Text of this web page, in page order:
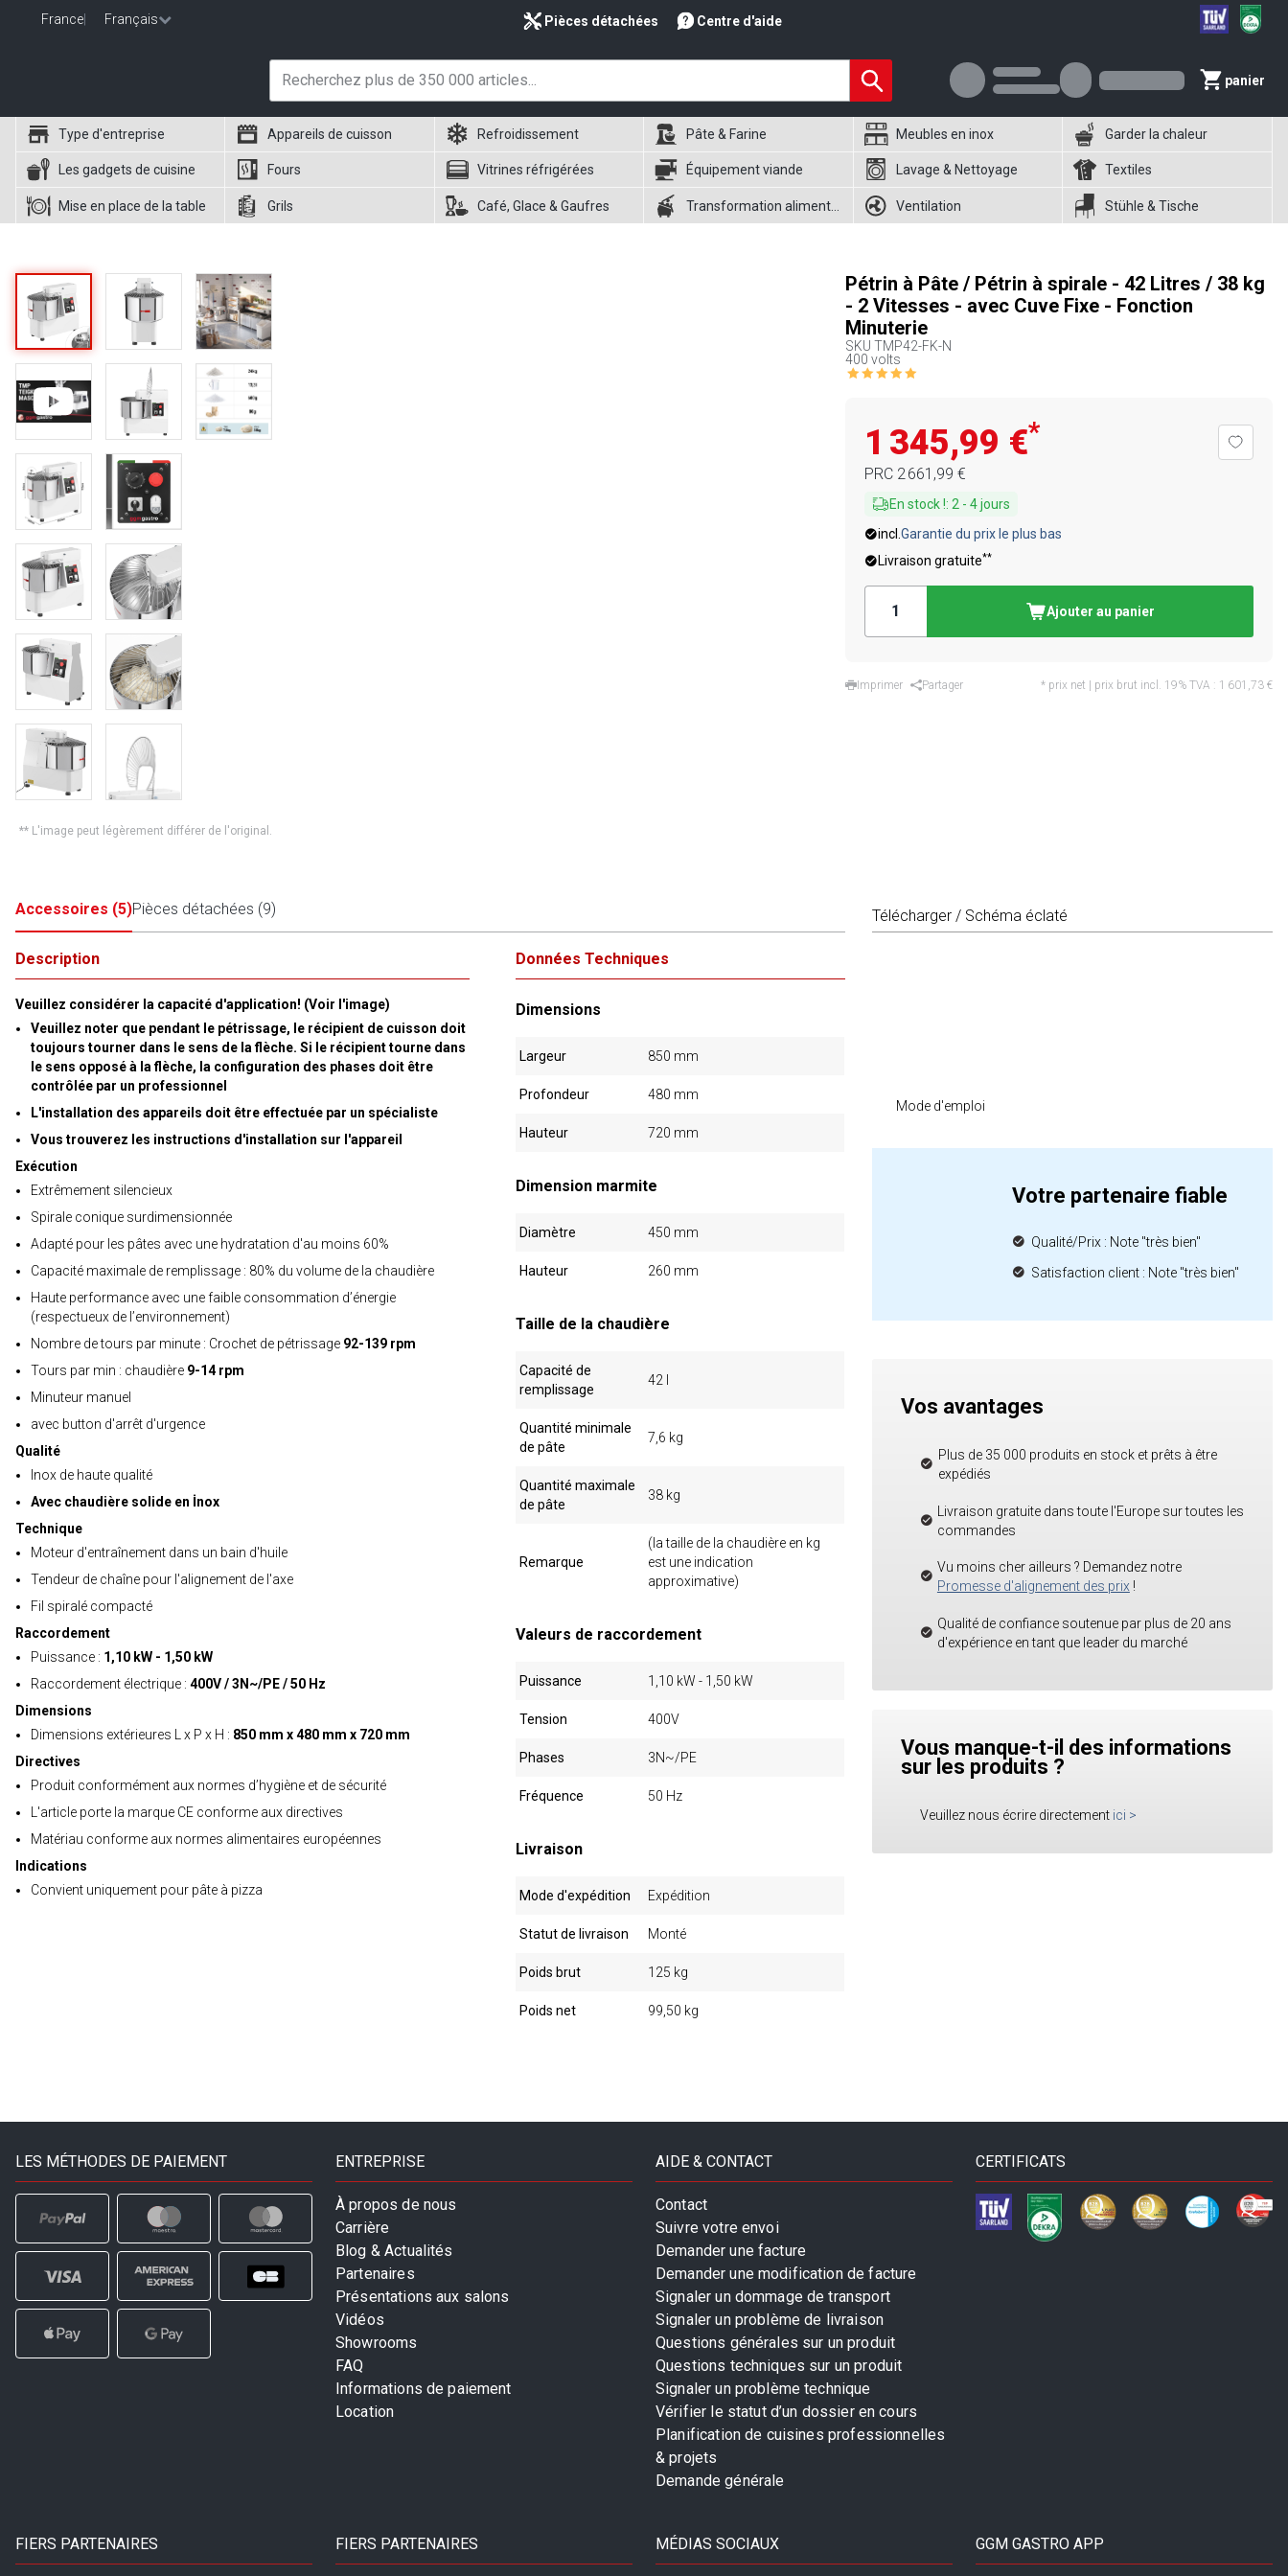
France Français Pièces détachées Centre d'aide
panier
Type d'entreprise Appareils de cuisson Refroidissement Pâte & Farine Meubles en inox Garder la chaleur
Les gadgets de cuisine Fours Vitrines réfrigérées Équipement viande Lavage & Nettoyage Textiles
Mise en place de la table Grils Café, Glace & Gaufres Ventilation Stühle & Tische
** L'image peut légèrement différer de l'original.
Pétrin à Pâte / Pétrin à spirale - 42 Litres / 38 kg
- 2 Vitesses - avec Cuve Fixe - Fonction
Minuterie
SKU TMP42-FK-N
400 volts
1 345,99 €*
PRC 2 661,99 €
En stock !: 2 - 4jours
incl. Garantie du prix le plus bas
Livraison gratuite**
Ajouter au panier
Imprimer Partager * prix net | prix brut incl. 19% TVA : 1 601,73 €
Accessoires (5)Pièces détachées (9)
Description
Veuillez considérer la capacité d'application! (Voir l'image)
Veuillez noter que pendant le pétrissage, le récipient de cuisson doit
toujours tourner dans le sens de la flèche. Si le récipient tourne dans
le sens opposé à la flèche, la configuration des phases doit être
contrôlée par un professionnel
L'installation des appareils doit être effectuée par un spécialiste
Vous trouverez les instructions d'installation sur l'appareil
Exécution
Extrêmement silencieux
Spirale conique surdimensionnée
Adapté pour les pâtes avec une hydratation d'au moins 60%
Capacité maximale de remplissage : 80% du volume de la chaudière
Haute performance avec une faible consommation d’énergie
(respectueux de l’environnement)
Nombre de tours par minute : Crochet de pétrissage 92-139 rpm
Tours par min : chaudière 9-14 rpm
Minuteur manuel
avec button d'arrêt d'urgence
Qualité
Inox de haute qualité
Avec chaudière solide en İnox
Technique
Moteur d'entraînement dans un bain d'huile
Tendeur de chaîne pour l'alignement de l'axe
Fil spiralé compacté
Raccordement
Puissance : 1,10 kW - 1,50 kW
Raccordement électrique : 400V / 3N~/PE / 50 Hz
Dimensions
Dimensions extérieures L x P x H : 850 mm x 480 mm x 720 mm
Directives
Produit conformément aux normes d’hygiène et de sécurité
L'article porte la marque CE conforme aux directives
Matériau conforme aux normes alimentaires européennes
Indications
Convient uniquement pour pâte à pizza
Données Techniques
Dimensions
Largeur 850 mm
Profondeur 480 mm
Hauteur 720 mm
Dimension marmite
Diamètre 450 mm
Hauteur 260 mm
Taille de la chaudière
Capacité de
remplissage
42 l
Quantité minimale
de pâte
7,6 kg
Quantité maximale
de pâte
38 kg
Remarque
(la taille de la chaudière en kg
est une indication
approximative)
Valeurs de raccordement
Puissance 1,10 kW - 1,50 kW
Tension 400V
Phases 3N~/PE
Fréquence 50 Hz
Livraison
Mode d'expédition Expédition
Statut de livraison Monté
Poids brut 125 kg
Poids net 99,50 kg
Télécharger / Schéma éclaté
Mode d'emploi
Votre partenaire fiable
Qualité/Prix : Note "très bien"
Satisfaction client : Note "très bien"
Vos avantages
Plus de 35 000 produits en stock et prêts à être
expédiés
Livraison gratuite dans toute l'Europe sur toutes les
commandes
Vu moins cher ailleurs ? Demandez notre
Promesse d'alignement des prix!
Qualité de confiance soutenue par plus de 20 ans
d'expérience en tant que leader du marché
Vous manque-t-il des informations
sur les produits ?
Veuillez nous écrire directement ici >
LES MÉTHODES DE PAIEMENT ENTREPRISE
À propos de nous
Carrière
Blog & Actualités
Partenaires
Présentations aux salons
Vidéos
Showrooms
FAQ
Informations de paiement
Location
AIDE & CONTACT
Contact
Suivre votre envoi
Demander une facture
Demander une modification de facture
Signaler un dommage de transport
Signaler un problème de livraison
Questions générales sur un produit
Questions techniques sur un produit
Signaler un problème technique
Vérifier le statut d’un dossier en cours
Planification de cuisines professionnelles
& projets
Demande générale
CERTIFICATS
FIERS PARTENAIRES FIERS PARTENAIRES MÉDIAS SOCIAUX GGM GASTRO APP